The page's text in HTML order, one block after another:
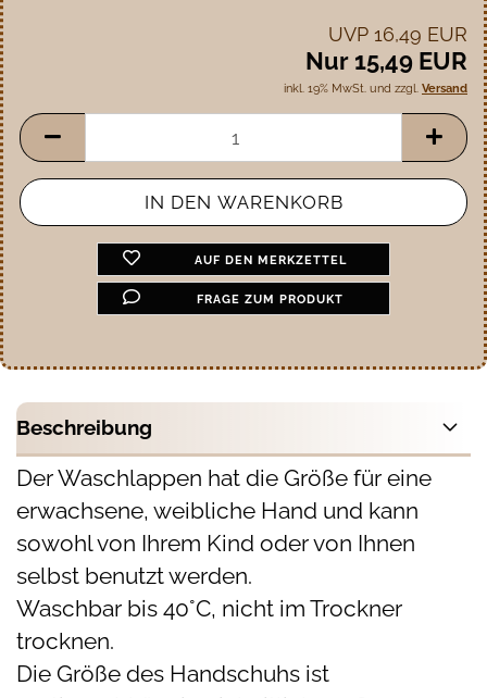
UVP 16,49 EUR
Nur 15,49 EUR
inkl. 19% MwSt. und zzgl. Versand
AUF DEN MERKZETTEL
FRAGE ZUM PRODUKT
Beschreibung
Der Waschlappen hat die Größe für eine
erwachsene, weibliche Hand und kann
sowohl von Ihrem Kind oder von Ihnen
selbst benutzt werden.
Waschbar bis 40°C, nicht im Trockner
trocknen.
Die Größe des Handschuhs ist